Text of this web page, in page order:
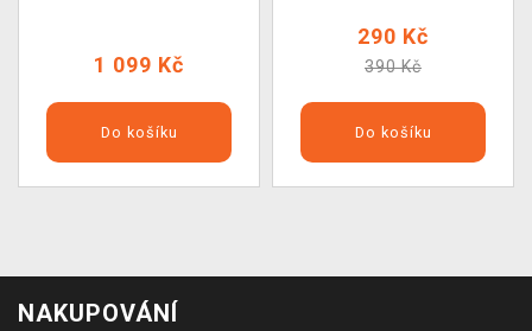
1 099 Kč
Do košíku
290 Kč
390 Kč
Do košíku
NAKUPOVÁNÍ